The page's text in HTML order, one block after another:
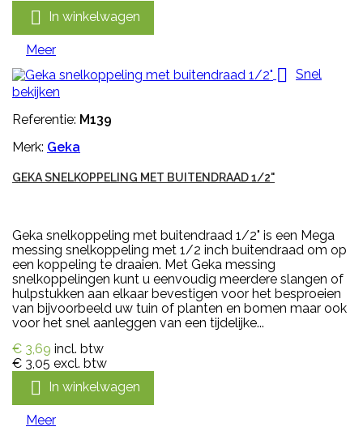
 In winkelwagen
Meer
 Snel
bekijken
Referentie: M139
Merk: Geka
GEKA SNELKOPPELING MET BUITENDRAAD 1/2"
Geka snelkoppeling met buitendraad 1/2" is een Mega
messing snelkoppeling met 1/2 inch buitendraad om op
een koppeling te draaien. Met Geka messing
snelkoppelingen kunt u eenvoudig meerdere slangen of
hulpstukken aan elkaar bevestigen voor het besproeien
van bijvoorbeeld uw tuin of planten en bomen maar ook
voor het snel aanleggen van een tijdelijke...
€ 3,69 incl. btw
€ 3,05 excl. btw
 In winkelwagen
Meer